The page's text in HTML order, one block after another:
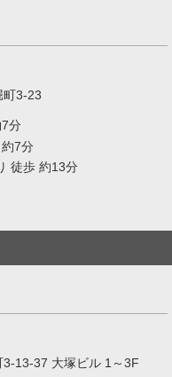
町3-23
分
7分
徒歩 約13分
13-37 大塚ビル 1～3F